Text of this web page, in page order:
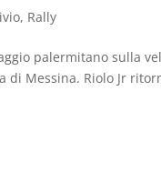
, Rally
palermitano sulla
di Messina. Riolo Jr